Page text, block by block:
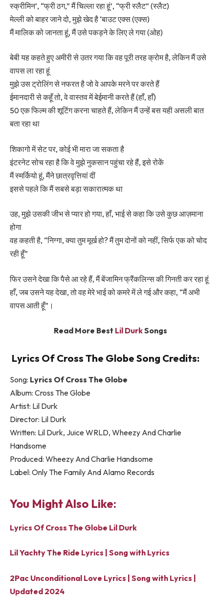
स्क्रीमिन’, “फ्री ठग,” मैं चिल्ला रहा हूं’, “फ्री स्लैट” (स्लैट)
मेल्ली को बाहर जाने दो, मुझे खेद है ‘बाउट एक्स (एक्स)
मैं मालिक को जानता हूं, मैं उसे पकड़ने के लिए ले गया (ओह)
बेबी यह कहते हुए अमीरी से उतर गया कि वह पूरी तरह क्रोम है, लेकिन मैं उसे
वापस ला रहा हूं
मुझे उस ट्रोलिंग से नफरत है जो वे आपके मरने पर करते हैं
ईमानदारी से कहूँ तो, वे वास्तव में बेईमानी करते हैं (हाँ, हाँ)
50 एक फिल्म की शूटिंग करना चाहते हैं, लेकिन मैं उन्हें बस यही असली बात
बता रहा था
शिकागो में सेट पर, कोई भी मारा जा सकता है
इंटरनेट सोच रहा है कि वे मुझे नुकसान पहुंचा रहे हैं, इसे रोकें
मैं स्मर्कियो हूं, मैंने छात्रवृत्तियां दीं
इससे पहले कि मैं सबसे बड़ा सकारात्मक था
उह, मुझे उसकी जीभ से प्यार हो गया, हाँ, भाई से कहा कि उसे कुछ आज़माना
होगा
वह कहती है, “निग्गा, क्या तुम मूर्ख हो? मैं तुम दोनों को नहीं, सिर्फ एक को चोद
रही हूँ”
फिर उसने देखा कि पैसे आ रहे हैं, मैं बेंजामिन फ्रैंकलिन्स की गिनती कर रहा हूं
हाँ, जब उसने यह देखा, तो वह मेरे भाई को कमरे में ले गई और कहा, “मैं अभी
वापस आती हूँ”।
Read More Best Lil DurkSongs
Lyrics Of Cross The Globe Song Credits:
Song: Lyrics Of Cross The Globe
Album: Cross The Globe
Artist: Lil Durk
Director: Lil Durk
Written: Lil Durk, Juice WRLD, Wheezy And Charlie
Handsome
Produced: Wheezy And Charlie Handsome
Label: Only The Family And Alamo Records
You Might Also Like:
Lyrics Of Cross The Globe Lil Durk
Lil Yachty ​​The Ride Lyrics | Song with Lyrics
2Pac Unconditional Love Lyrics | Song with Lyrics |
Updated 2024